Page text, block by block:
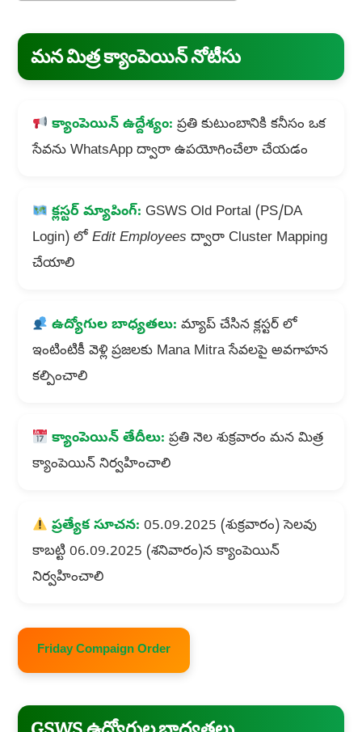
మన మిత్ర క్యాంపెయిన్ నోటీసు
క్యాంపెయిన్ ఉద్దేశ్యం: ప్రతి కుటుంబానికి కనీసం ఒక
సేవను WhatsApp ద్వారా ఉపయోగించేలా చేయడం
క్లస్టర్ మ్యాపింగ్: GSWS Old Portal (PS/DA
Login) లో Edit Employees ద్వారా Cluster Mapping
చేయాలి
ఉద్యోగుల బాధ్యతలు: మ్యాప్ చేసిన క్లస్టర్ లో
ఇంటింటికీ వెళ్లి ప్రజలకు Mana Mitra సేవలపై అవగాహన
కల్పించాలి
క్యాంపెయిన్ తేదీలు: ప్రతి నెల శుక్రవారం మన మిత్ర
క్యాంపెయిన్ నిర్వహించాలి
ప్రత్యేక సూచన: 05.09.2025 (శుక్రవారం) సెలవు
కాబట్టి 06.09.2025 (శనివారం)న క్యాంపెయిన్
నిర్వహించాలి
Friday Compaign Order